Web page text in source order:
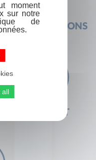
AUX QUESTIONS
CONTACT
moment
sur notre
de
all